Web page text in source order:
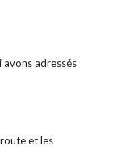
avons adressés
et les